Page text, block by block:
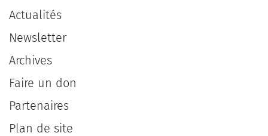
Actualités
Newsletter
Archives
Faire un don
Partenaires
Plan de site